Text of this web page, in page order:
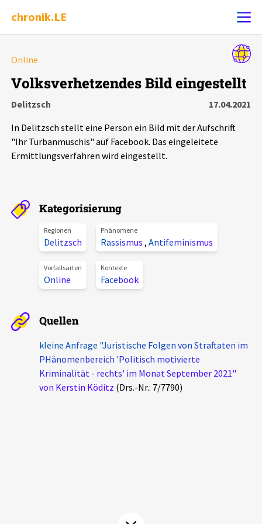
chronik.LE
Chronik
Dossiers
Schlaglichter
Phänomene
Aktuelles
Veranstaltungen
Pressemitteilungen
Podcasts
Über uns
Projektbeschreibung
Unterstützer_innen
Online
Volksverhetzendes Bild eingestellt
Delitzsch
17.04.2021
In Delitzsch stellt eine Person ein Bild mit der Aufschrift
"Ihr Turbanmuschis" auf Facebook. Das eingeleitete
Ermittlungsverfahren wird eingestellt.
Kategorisierung
Regionen
Delitzsch
Phänomene
Rassismus , Antifeminismus
Vorfallsarten
Online
Kontexte
Facebook
Quellen
kleine Anfrage "Juristische Folgen von Straftaten im
PHänomenbereich 'Politisch motivierte
Kriminalität - rechts' im Monat September 2021"
von Kerstin Köditz (Drs.-Nr.: 7/7790)
Alle Ereignisse
Ereignisse
Ereignisse
Exportieren ? Filter Erklärungen